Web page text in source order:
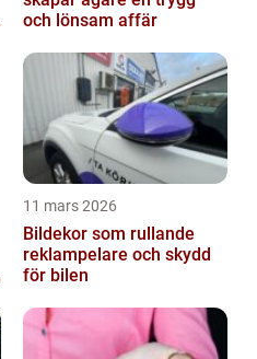
och lönsam affär
11 mars 2026
Bildekor som rullande
reklampelare och skydd
för bilen